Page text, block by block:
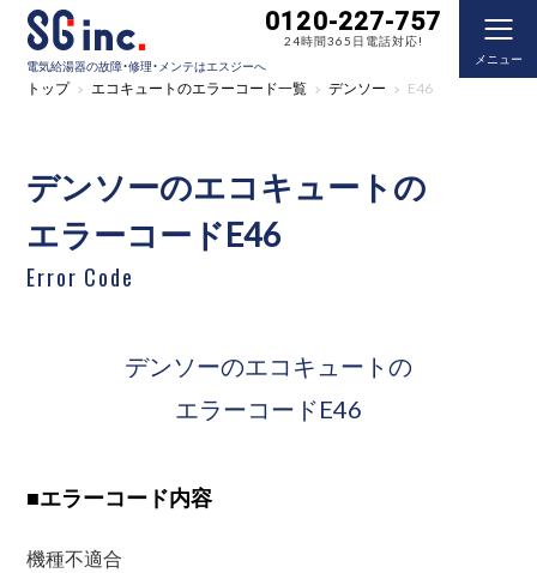
電気給湯器の故障・修理・メンテはエスジーへ
0120-227-757
24時間365日電話対応!
メニュー
トップ エコキュートのエラーコード一覧 デンソー E46
デンソーのエコキュートの
エラーコードE46
Error Code
デンソーのエコキュートの
エラーコードE46
■エラーコード内容
機種不適合